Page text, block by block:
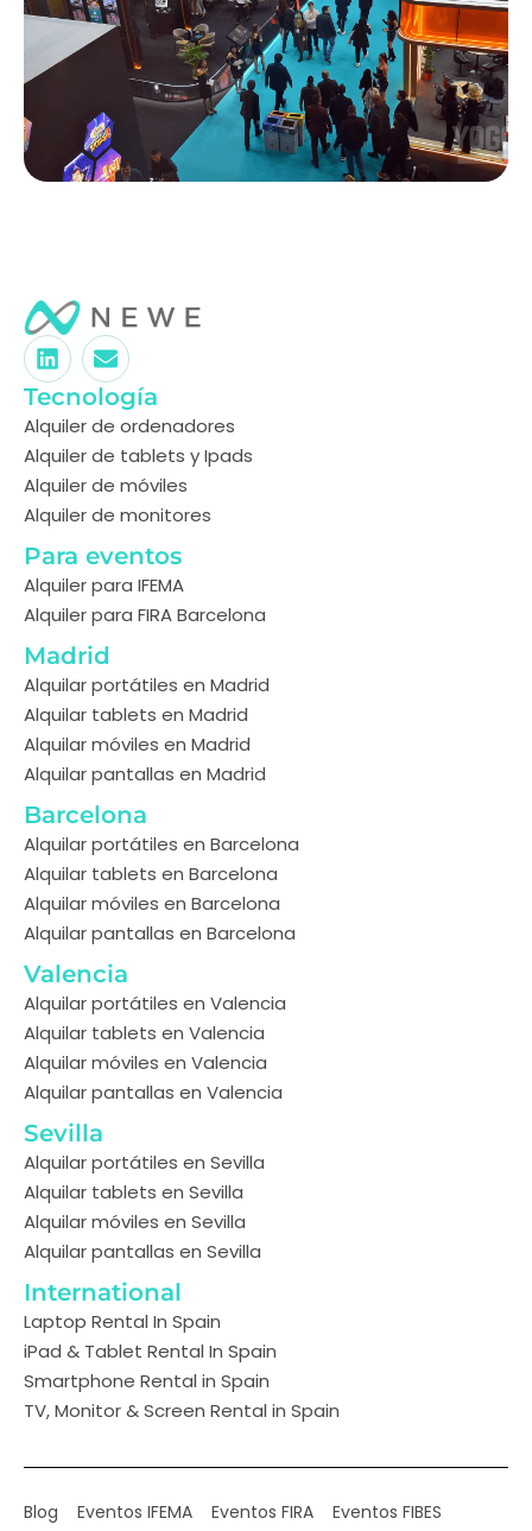
Tecnología
Alquiler de ordenadores
Alquiler de tablets y Ipads
Alquiler de móviles
Alquiler de monitores
Para eventos
Alquiler para IFEMA
Alquiler para FIRA Barcelona
Madrid
Alquilar portátiles en Madrid
Alquilar tablets en Madrid
Alquilar móviles en Madrid
Alquilar pantallas en Madrid
Barcelona
Alquilar portátiles en Barcelona
Alquilar tablets en Barcelona
Alquilar móviles en Barcelona
Alquilar pantallas en Barcelona
Valencia
Alquilar portátiles en Valencia
Alquilar tablets en Valencia
Alquilar móviles en Valencia
Alquilar pantallas en Valencia
Sevilla
Alquilar portátiles en Sevilla
Alquilar tablets en Sevilla
Alquilar móviles en Sevilla
Alquilar pantallas en Sevilla
International
Laptop Rental In Spain
iPad & Tablet Rental In Spain
Smartphone Rental in Spain
TV, Monitor & Screen Rental in Spain
Blog Eventos IFEMA Eventos FIRA
Eventos FIBES